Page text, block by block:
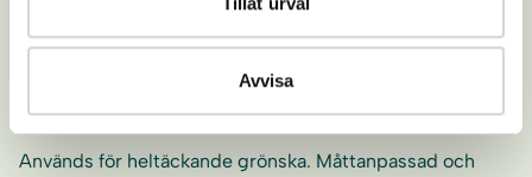
Avvisa
Gröna Vajern Nät – Heltäckande grönska
Används för heltäckande grönska. Måttanpassad och